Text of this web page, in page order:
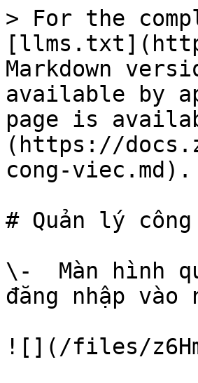
> For the
Markdown
available by
page is
(https://
cong-viec.md).
# Quản lý
\-  Màn hình
đăng nhập vào
![](/files/